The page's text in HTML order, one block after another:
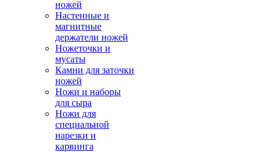
ножей
Настенные и
магнитные
держатели ножей
Ножеточки и
мусаты
Камни для заточки
ножей
Ножи и наборы
для сыра
Ножи для
специальной
нарезки и
карвинга